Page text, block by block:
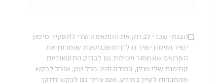
הבנתי שכדי לבדוק את ההתאמה שלי לתפקיד מימון
ישיר ומימון ישיר נדל"ן ומשכנתאות שומרות את
הפרטים שאמסור ויכולות גם לבדוק התקשרויות
קודמות שלי מולן, במידה והיו. בכל זמן, אוכל לבקש
מהחברות לעיין במידע, ואם צריך גם לבקש לתקן